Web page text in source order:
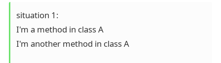
situation 1:
I'm a method in class A
I'm another method in class A